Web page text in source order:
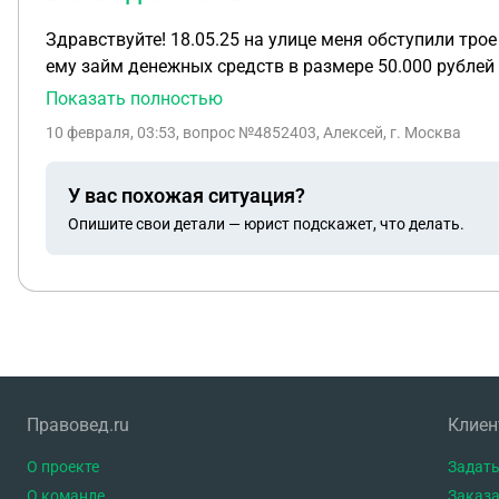
Здравствуйте! 18.05.25 на улице меня обступили
ему займ денежных средств в размере 50.000
честности, искренности и состоятельности. Я
посоветовали обратиться в суд. Онлайн платформа
Показать полностью
10 февраля, 03:53, вопрос №4852403, Алексей, г. Москва
У вас похожая ситуация?
Опишите свои детали — юрист подскажет, что делать.
Правовед.ru
О проекте